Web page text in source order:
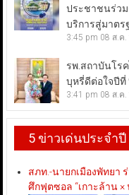
ประชาชนร่วม
บริการสู่มาตร
3:45 pm 08 ส.ค.
รพ.สถาบันโร
บุหรี่ดีต่อใจปีที่
3:41 pm 08 ส.ค.
5 ข่าวเด่นประจำปี
สภท.-นายกเมืองพัทยา
ศึกฟุตซอล “เกาะล้าน ×